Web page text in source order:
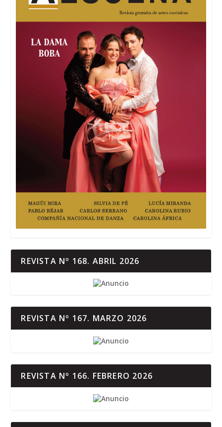
REVISTA Nº 168. ABRIL 2026
REVISTA Nº 167. MARZO 2026
REVISTA Nº 166. FEBRERO 2026